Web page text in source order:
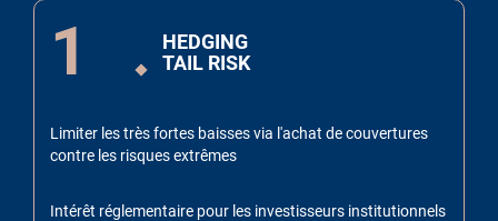
1
HEDGING
TAIL RISK
Limiter les très fortes baisses via l'achat de couvertures
contre les risques extrêmes
Intérêt réglementaire pour les investisseurs institutionnels